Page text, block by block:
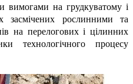
вимогами на грудкуватому і
засмічених рослинними та
на перелогових і цілинних
технологічного процесу